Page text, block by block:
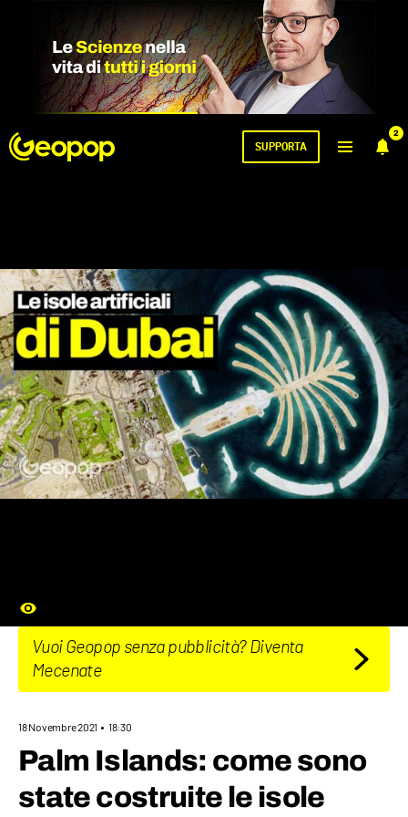
2
SUPPORTA
Vuoi Geopop senza pubblicità? Diventa
Mecenate
18 Novembre 2021 18:30
Palm Islands: come sono
state costruite le isole